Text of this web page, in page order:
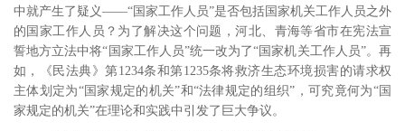
中就产生了疑义――“国家工作人员”是否包括国家机关工作人员之外
的国家工作人员？为了解决这个问题，河北、青海等省市在宪法宣
誓地方立法中将“国家工作人员”统一改为了“国家机关工作人员”。再
如，《民法典》第1234条和第1235条将救济生态环境损害的请求权
主体划定为“国家规定的机关”和“法律规定的组织”，可究竟何为“国
家规定的机关”在理论和实践中引发了巨大争议。